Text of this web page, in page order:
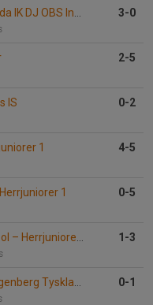
DJ OBS Inställd 3-0
2-5
IS 0-2
1 4-5
Herrjuniorer 1 0-5
– Herrjuniorer 1 1-3
Tyskland 0-1